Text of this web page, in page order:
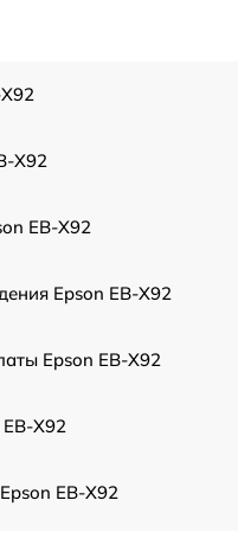
X92
EB-X92
Epson EB-X92
Epson EB-X92
X92
EB-X92